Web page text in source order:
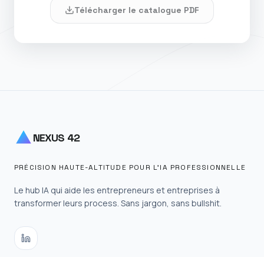
Télécharger le catalogue PDF
NEXUS 42
PRÉCISION HAUTE-ALTITUDE POUR L'IA PROFESSIONNELLE
Le hub IA qui aide les entrepreneurs et entreprises à
transformer leurs process. Sans jargon, sans bullshit.